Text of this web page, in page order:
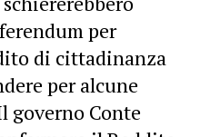
per
di cittadinanza
per alcune
governo Conte